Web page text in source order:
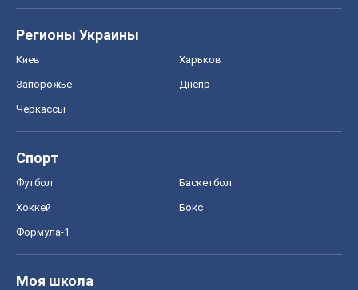
Регионы Украины
Киев Харьков
Запорожье Днепр
Черкассы
Спорт
Футбол Баскетбол
Хоккей Бокс
Формула-1
Моя школа